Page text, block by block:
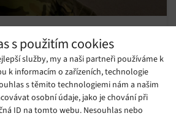
s použitím cookies
služby, my a naši partneři používáme k
k informacím o zařízeních, technologie
s těmito technologiemi nám a našim
osobní údaje, jako je chování při
ID na tomto webu. Nesouhlas nebo
finalizuje nový virtuální střelecký
určený pro výcvik ozbrojených a